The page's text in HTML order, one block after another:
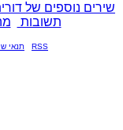
שירים נוספים של
תשובות
RSS תנאי